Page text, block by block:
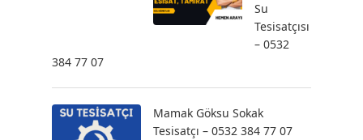
Su
Tesisatçısı
– 0532
384 77 07
Mamak Göksu Sokak
Tesisatçı – 0532 384 77 07